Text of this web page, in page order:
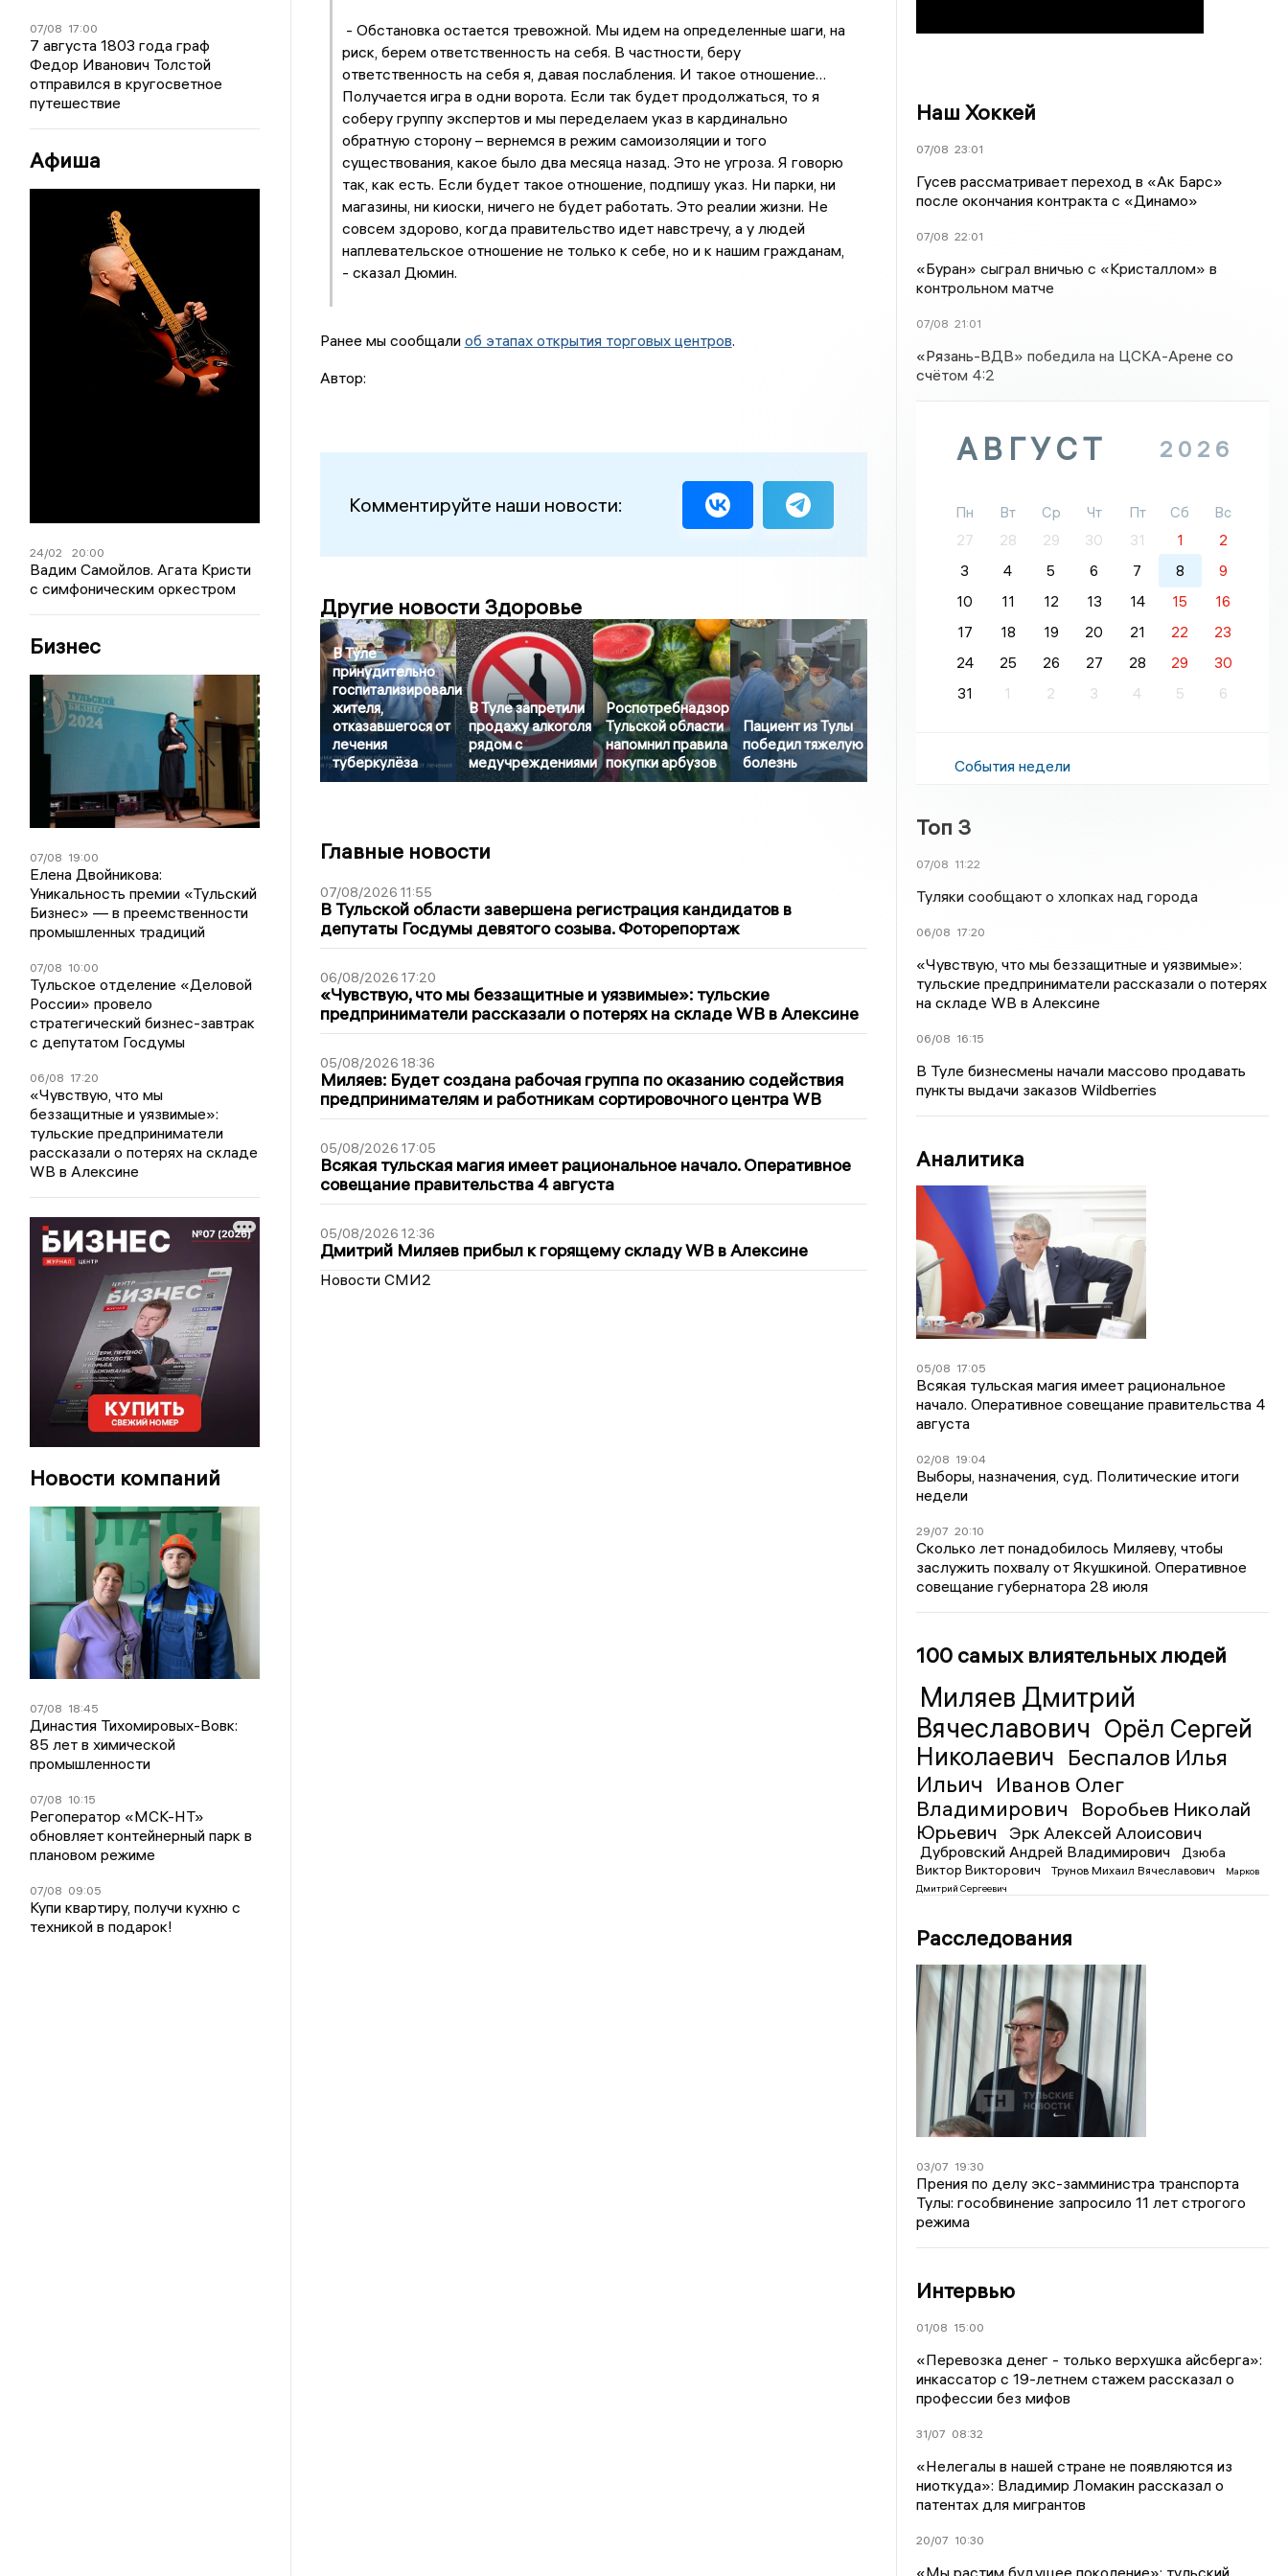
07/08 17:00
7 августа 1803 года граф
Федор Иванович Толстой
отправился в кругосветное
путешествие
Афиша
24/02 20:00
Вадим Самойлов. Агата Кристи
с симфоническим оркестром
Бизнес
07/08 19:00
Елена Двойникова:
Уникальность премии «Тульский
Бизнес» — в преемственности
промышленных традиций
07/08 10:00
Тульское отделение «Деловой
России» провело
стратегический бизнес-завтрак
с депутатом Госдумы
06/08 17:20
«Чувствую, что мы
беззащитные и уязвимые»:
тульские предприниматели
рассказали о потерях на складе
WB в Алексине
Новости компаний
07/08 18:45
Династия Тихомировых-Вовк:
85 лет в химической
промышленности
07/08 10:15
Регоператор «МСК-НТ»
обновляет контейнерный парк в
плановом режиме
07/08 09:05
Купи квартиру, получи кухню с
техникой в подарок!
- Обстановка остается тревожной. Мы идем на определенные шаги, на
риск, берем ответственность на себя. В частности, беру
ответственность на себя я, давая послабления. И такое отношение…
Получается игра в одни ворота. Если так будет продолжаться, то я
соберу группу экспертов и мы переделаем указ в кардинально
обратную сторону – вернемся в режим самоизоляции и того
существования, какое было два месяца назад. Это не угроза. Я говорю
так, как есть. Если будет такое отношение, подпишу указ. Ни парки, ни
магазины, ни киоски, ничего не будет работать. Это реалии жизни. Не
совсем здорово, когда правительство идет навстречу, а у людей
наплевательское отношение не только к себе, но и к нашим гражданам,
- сказал Дюмин.
Ранее мы сообщали об этапах открытия торговых центров.
Автор:
Комментируйте наши новости:
Другие новости Здоровье
В Туле
принудительно
госпитализировали
жителя,
отказавшегося от
лечения
туберкулёза
В Туле запретили
продажу алкоголя
рядом с
медучреждениями
Роспотребнадзор
Тульской области
напомнил правила
покупки арбузов
Пациент из Тулы
победил тяжелую
болезнь
Главные новости
07/08/2026 11:55
В Тульской области завершена регистрация кандидатов в
депутаты Госдумы девятого созыва. Фоторепортаж
06/08/2026 17:20
«Чувствую, что мы беззащитные и уязвимые»: тульские
предприниматели рассказали о потерях на складе WB в Алексине
05/08/2026 18:36
Миляев: Будет создана рабочая группа по оказанию содействия
предпринимателям и работникам сортировочного центра WB
05/08/2026 17:05
Всякая тульская магия имеет рациональное начало. Оперативное
совещание правительства 4 августа
05/08/2026 12:36
Дмитрий Миляев прибыл к горящему складу WB в Алексине
Новости СМИ2
Наш Хоккей
07/08 23:01
Гусев рассматривает переход в «Ак Барс»
после окончания контракта с «Динамо»
07/08 22:01
«Буран» сыграл вничью с «Кристаллом» в
контрольном матче
07/08 21:01
«Рязань-ВДВ» победила на ЦСКА-Арене со
счётом 4:2
АВГУСТ 2026
Пн Вт Ср Чт Пт Сб
Вс
27
28 29 30 31 1
2
3
4 5 6 7 8
9
10
11 12 13 14 15
16
17
18 19 20 21 22
23
24
25 26 27 28 29
30
31
1 2 3 4 5 6
События недели
Топ 3
07/08 11:22
Туляки сообщают о хлопках над города
06/08 17:20
«Чувствую, что мы беззащитные и уязвимые»:
тульские предприниматели рассказали о потерях
на складе WB в Алексине
06/08 16:15
В Туле бизнесмены начали массово продавать
пункты выдачи заказов Wildberries
Аналитика
05/08 17:05
Всякая тульская магия имеет рациональное
начало. Оперативное совещание правительства 4
августа
02/08 19:04
Выборы, назначения, суд. Политические итоги
недели
29/07 20:10
Сколько лет понадобилось Миляеву, чтобы
заслужить похвалу от Якушкиной. Оперативное
совещание губернатора 28 июля
100 самых влиятельных людей
Миляев Дмитрий
Вячеславович Орёл Сергей
Николаевич Беспалов Илья
Ильич
Иванов Олег
Владимирович
Воробьев Николай
Юрьевич
Эрк Алексей Алоисович
Дубровский Андрей Владимирович
Дзюба
Виктор Викторович
Трунов Михаил Вячеславович
Марков
Дмитрий Сергеевич
Расследования
03/07 19:30
Прения по делу экс-замминистра транспорта
Тулы: гособвинение запросило 11 лет строгого
режима
Интервью
01/08 15:00
«Перевозка денег - только верхушка айсберга»:
инкассатор с 19-летнем стажем рассказал о
профессии без мифов
31/07 08:32
«Нелегалы в нашей стране не появляются из
ниоткуда»: Владимир Ломакин рассказал о
патентах для мигрантов
20/07 10:30
«Мы растим будущее поколение»: тульский